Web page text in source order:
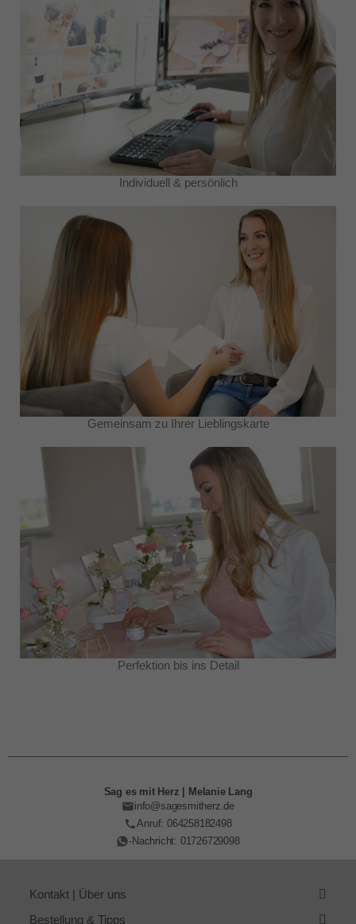
Individuell & persönlich
Gemeinsam zu Ihrer Lieblingskarte
Perfektion bis ins Detail
Sag es mit Herz | Melanie Lang
info@sagesmitherz.de
Anruf: 064258182498
-Nachricht: 01726729098
Kontakt | Über uns
Bestellung & Tipps